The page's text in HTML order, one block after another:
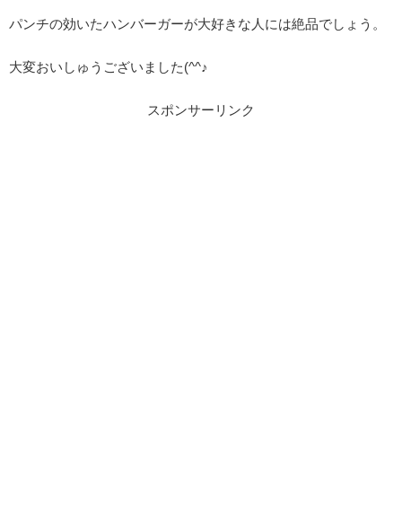
パンチの効いたハンバーガーが大好きな人には絶品でしょう。
大変おいしゅうございました(^^♪
スポンサーリンク